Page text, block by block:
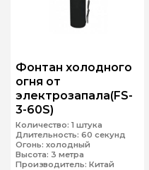
Фонтан холодного
огня от
электрозапала(FS-
3-60S)
Количество: 1 штука
Длительность: 60 секунд
Огонь: холодный
Высота: 3 метра
Производитель: Китай